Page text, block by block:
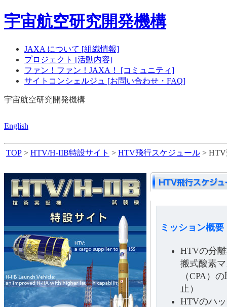
宇宙航空研究開発機構
JAXA について [組織情報]
プロジェクト [活動内容]
ファン！ファン！JAXA！ [コミュニティ]
サイトコンシェルジュ [お問い合わせ・FAQ]
宇宙航空研究開発機構
English
TOP > HTV/H-IIB特設サイト > HTV飛行スケジュール >
ミッション概要
HTVの分
搬式酸素
（CPA）
止）
HTVのハ